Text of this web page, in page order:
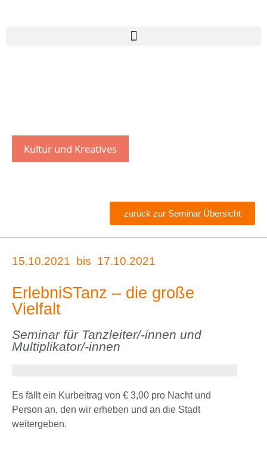
Kultur und Kreatives
zurück zur Seminar Übersicht
15.10.2021 bis 17.10.2021
ErlebniSTanz – die große
Vielfalt
Seminar für Tanzleiter/-innen und
Multiplikator/-innen
Es fällt ein Kurbeitrag von € 3,00 pro Nacht und
Person an, den wir erheben und an die Stadt
weitergeben.